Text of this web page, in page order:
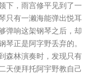
下，雨宫修平见到了一
只有一濑海能弹出悦耳
弹响这架钢琴之后，却
正是阿字野丢弃的。
森林演奏时，发现只有
天便拜托阿宇野教自己